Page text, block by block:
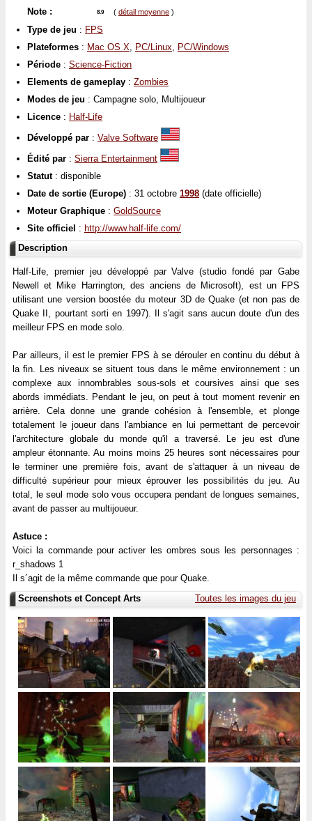
Note : 8.9 ( détail moyenne )
Type de jeu : FPS
Plateformes : Mac OS X, PC/Linux, PC/Windows
Période : Science-Fiction
Elements de gameplay : Zombies
Modes de jeu : Campagne solo, Multijoueur
Licence : Half-Life
Développé par : Valve Software
Édité par : Sierra Entertainment
Statut: disponible
Date de sortie (Europe) : 31 octobre 1998 (date officielle)
Moteur Graphique : GoldSource
Site officiel : http://www.half-life.com/
Description
Half-Life, premier jeu développé par Valve (studio fondé par Gabe
Newell et Mike Harrington, des anciens de Microsoft), est un FPS
utilisant une version boostée du moteur 3D de Quake (et non pas de
Quake II, pourtant sorti en 1997). Il s'agit sans aucun doute d'un des
meilleur FPS en mode solo.
Par ailleurs, il est le premier FPS à se dérouler en continu du début à
la fin. Les niveaux se situent tous dans le même environnement : un
complexe aux innombrables sous-sols et coursives ainsi que ses
abords immédiats. Pendant le jeu, on peut à tout moment revenir en
arrière. Cela donne une grande cohésion à l'ensemble, et plonge
totalement le joueur dans l'ambiance en lui permettant de percevoir
l'architecture globale du monde qu'il a traversé. Le jeu est d'une
ampleur étonnante. Au moins moins 25 heures sont nécessaires pour
le terminer une première fois, avant de s'attaquer à un niveau de
difficulté supérieur pour mieux éprouver les possibilités du jeu. Au
total, le seul mode solo vous occupera pendant de longues semaines,
avant de passer au multijoueur.
Astuce :
Voici la commande pour activer les ombres sous les personnages :
r_shadows 1
Il s´agit de la même commande que pour Quake.
Toutes les images du jeu
Screenshots et Concept Arts